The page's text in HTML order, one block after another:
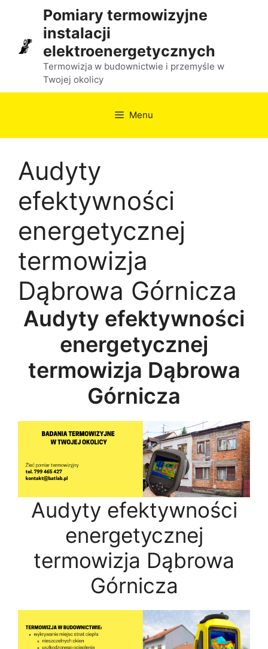
treści
Pomiary termowizyjne
instalacji
elektroenergetycznych
Termowizja w budownictwie i przemyśle w
Twojej okolicy
Menu
Audyty
efektywności
energetycznej
termowizja
Dąbrowa Górnicza
Audyty efektywności
energetycznej
termowizja Dąbrowa
Górnicza
Audyty efektywności
energetycznej
termowizja Dąbrowa
Górnicza